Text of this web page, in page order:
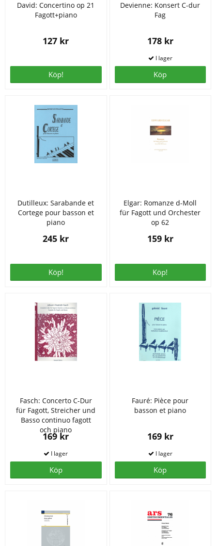
David: Concertino op 21
Fagott+piano
127 kr
Köp!
Devienne: Konsert C-dur
Fag
178 kr
Köp
Dutilleux: Sarabande et
Cortege pour basson et
piano
245 kr
Köp!
Elgar: Romanze d-Moll
für Fagott und Orchester
op 62
159 kr
Köp!
Fasch: Concerto C-Dur
für Fagott, Streicher und
Basso continuo fagott
och piano
169 kr
Köp
Fauré: Pièce pour
basson et piano
169 kr
Köp